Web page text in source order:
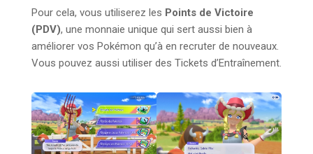
Pour cela, vous utiliserez les Points de Victoire
(PDV), une monnaie unique qui sert aussi bien à
améliorer vos Pokémon qu’à en recruter de nouveaux.
Vous pouvez aussi utiliser des Tickets d’Entraînement.